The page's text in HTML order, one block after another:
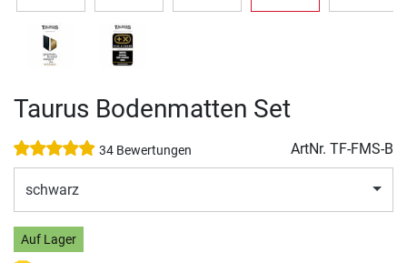
Taurus Bodenmatten Set
34 Bewertungen ArtNr. TF-FMS-B
schwarz
Auf Lager